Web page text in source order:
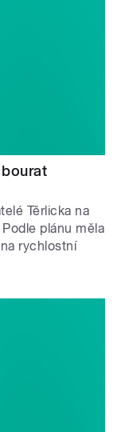
Těrlicka na
plánu měla
rychlostní